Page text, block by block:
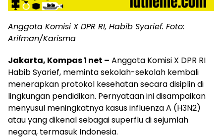
Anggota Komisi X DPR RI, Habib Syarief. Foto:
Arifman/Karisma
Jakarta, Kompas 1 net – Anggota Komisi X DPR RI
Habib Syarief, meminta sekolah-sekolah kembali
menerapkan protokol kesehatan secara disiplin di
lingkungan pendidikan. Pernyataan ini disampaikan
menyusul meningkatnya kasus influenza A (H3N2)
atau yang dikenal sebagai superflu di sejumlah
negara, termasuk Indonesia.